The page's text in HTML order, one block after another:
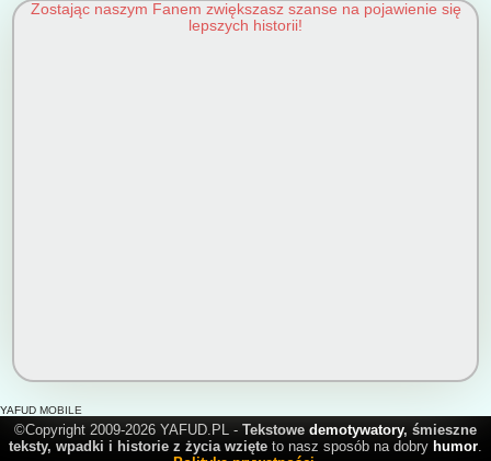
Zostając naszym Fanem zwiększasz szanse na pojawienie się
lepszych historii!
YAFUD MOBILE
©Copyright 2009-2026 YAFUD.PL - Tekstowe demotywatory, śmieszne
teksty, wpadki i historie z życia wzięte to nasz sposób na dobry humor.